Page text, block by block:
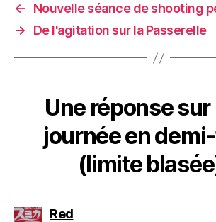
←
Nouvelle séance de shooting
→
De l'agitation sur la Passerelle
Une réponse sur
journée en
(limite
Reddit :